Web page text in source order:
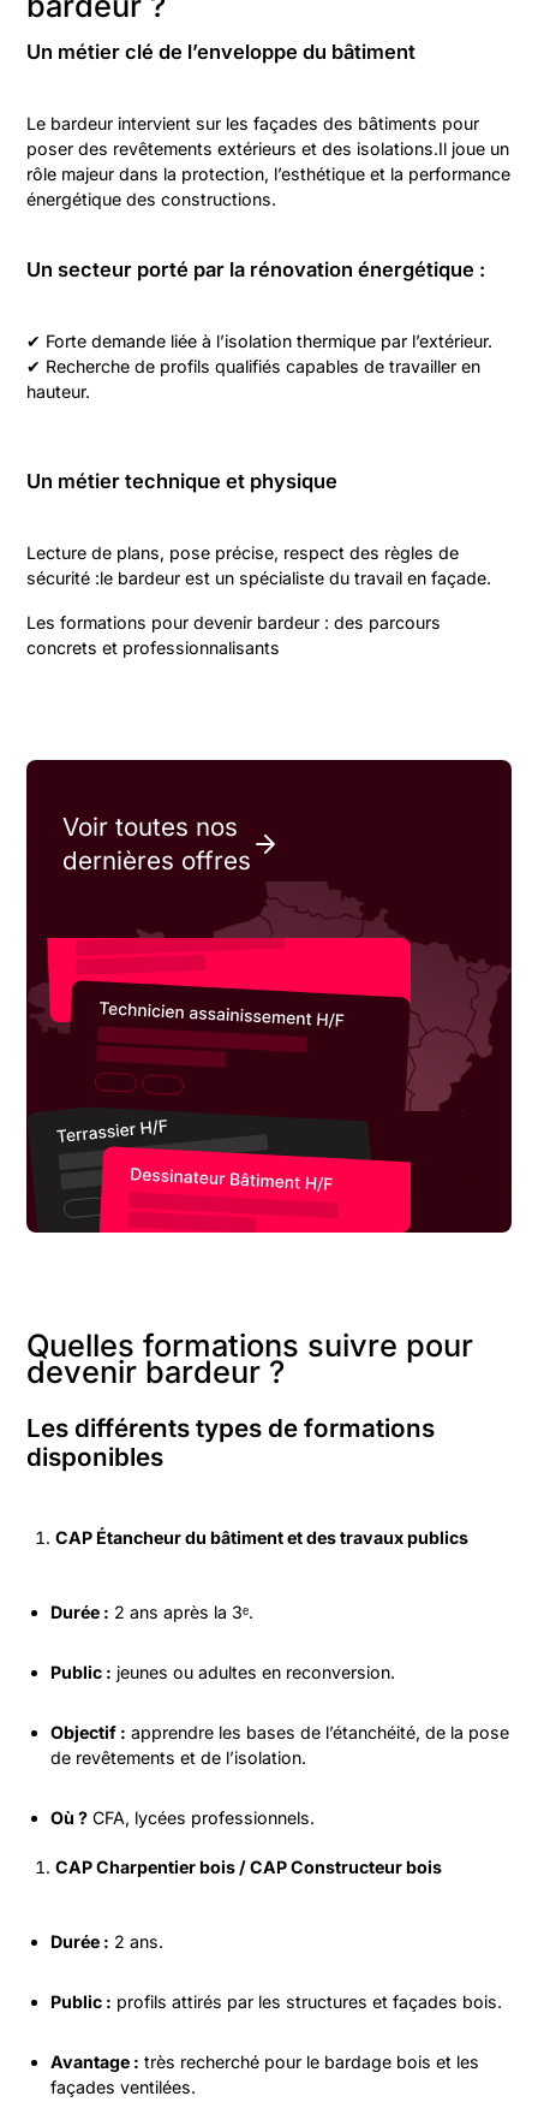
Un métier clé de l’enveloppe du bâtiment
Le bardeur intervient sur les façades des bâtiments pour
poser des revêtements extérieurs et des isolations.Il joue un
rôle majeur dans la protection, l’esthétique et la performance
énergétique des constructions.
Un secteur porté par la rénovation énergétique :
✔ Forte demande liée à l’isolation thermique par l’extérieur.
✔ Recherche de profils qualifiés capables de travailler en
hauteur.
Un métier technique et physique
Lecture de plans, pose précise, respect des règles de
sécurité :le bardeur est un spécialiste du travail en façade.
Les formations pour devenir bardeur : des parcours
concrets et professionnalisants
Voir toutes nos
dernières offres
Quelles formations suivre pour
devenir bardeur ?
Les différents types de formations
disponibles
CAP Étancheur du bâtiment et des travaux publics
Durée : 2 ans après la 3ᵉ.
Public : jeunes ou adultes en reconversion.
Objectif : apprendre les bases de l’étanchéité, de la pose
de revêtements et de l’isolation.
Où ? CFA, lycées professionnels.
CAP Charpentier bois / CAP Constructeur bois
Durée : 2 ans.
Public : profils attirés par les structures et façades bois.
Avantage : très recherché pour le bardage bois et les
façades ventilées.